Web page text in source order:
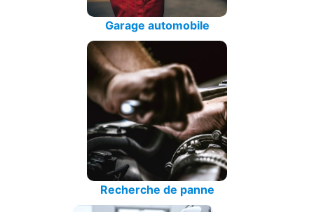
Garage automobile
Recherche de panne